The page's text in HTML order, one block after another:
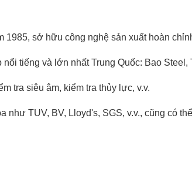
sở hữu công nghệ sản xuất hoàn
tiếng và lớn nhất Trung Quốc: Bao Steel,
tra siêu âm, kiểm tra thủy lực, v.v.
TUV, BV, Lloyd's, SGS, v.v., cũng có